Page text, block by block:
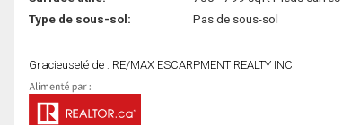
Type de sous-sol:
Pas de sous-sol
Gracieuseté de : RE/MAX ESCARPMENT REALTY INC.